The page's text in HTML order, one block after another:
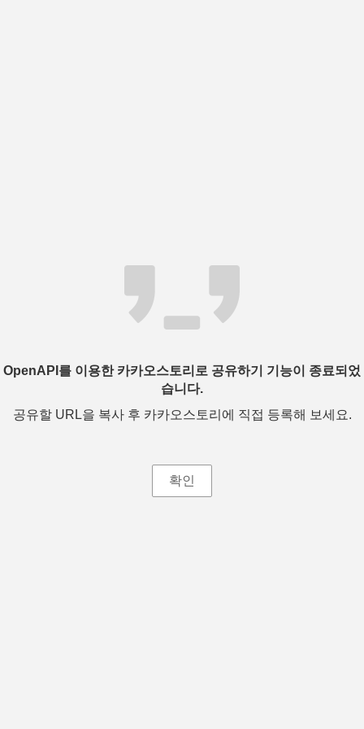
OpenAPI를 이용한 카카오스토리로 공유하기 기능이 종료되었
습니다.
공유할 URL을 복사 후 카카오스토리에 직접 등록해 보세요.
확인